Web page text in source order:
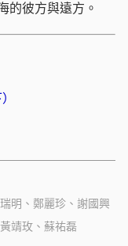
的彼方與遠方。
明、鄭麗珍、謝國興
靖玫、蘇祐磊